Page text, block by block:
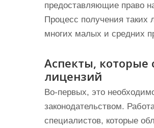
предоставляющие право
Процесс получения таких
многих малых и средних
Аспекты, которые
лицензий
Во-первых, это
законодательством.
специалистов, которые